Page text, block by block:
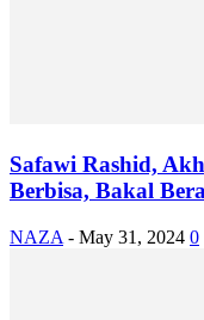
Safawi Rashid,
Berbisa, Bakal
NAZA - May 31, 2024 0